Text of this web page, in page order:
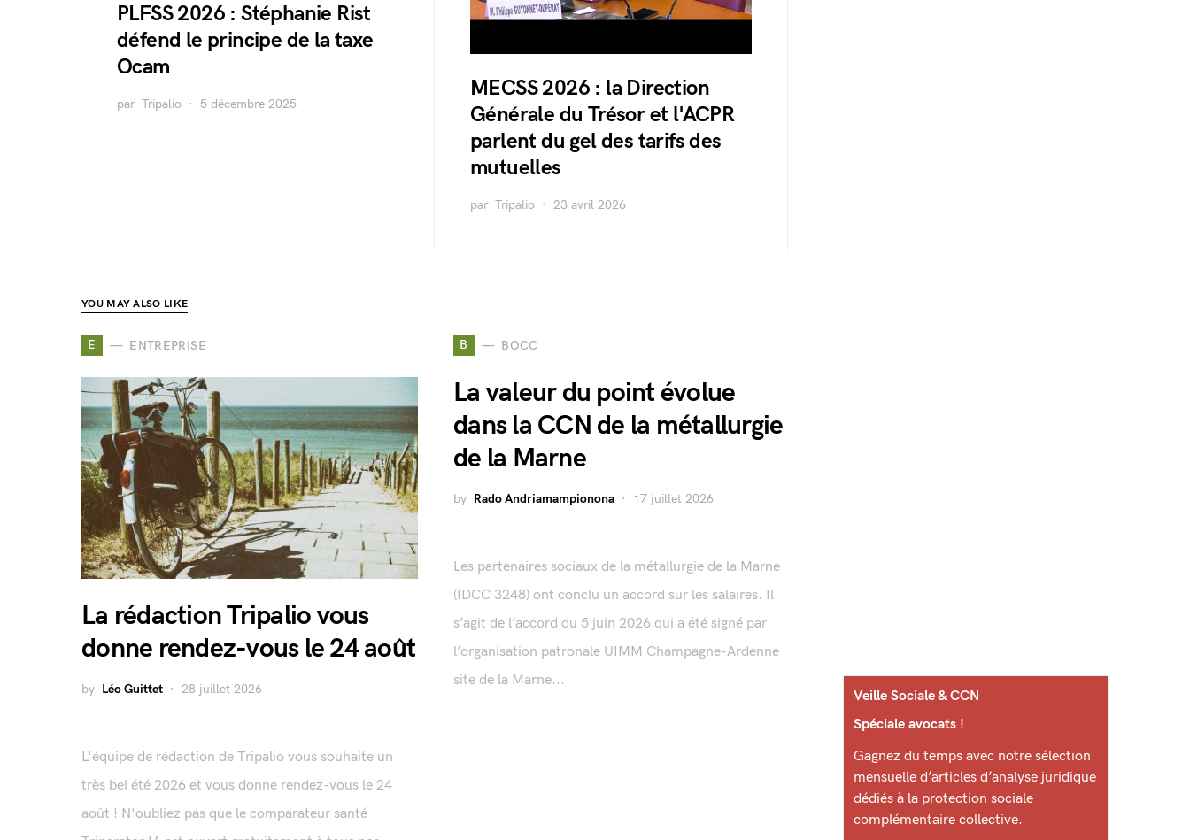
PLFSS 2026 : Stéphanie Rist
défend le principe de la taxe
Ocam
par Tripalio 5 décembre 2025
MECSS 2026 : la Direction
Générale du Trésor et l'ACPR
parlent du gel des tarifs des
mutuelles
par Tripalio 23 avril 2026
YOU MAY ALSO LIKE
E ENTREPRISE
La rédaction Tripalio vous
donne rendez-vous le 24 août
by Léo Guittet 28 juillet 2026
L'équipe de rédaction de Tripalio vous souhaite un
très bel été 2026 et vous donne rendez-vous le 24
août ! N'oubliez pas que le comparateur santé
B BOCC
La valeur du point évolue
dans la CCN de la métallurgie
de la Marne
by Rado Andriamampionona 17 juillet 2026
Les partenaires sociaux de la métallurgie de la Marne
(IDCC 3248) ont conclu un accord sur les salaires. Il
s’agit de l’accord du 5 juin 2026 qui a été signé par
l’organisation patronale UIMM Champagne-Ardenne
site de la Marne...
Veille Sociale & CCN
Spéciale avocats !
Gagnez du temps avec notre sélection
mensuelle d’articles d’analyse juridique
dédiés à la protection sociale
complémentaire collective.